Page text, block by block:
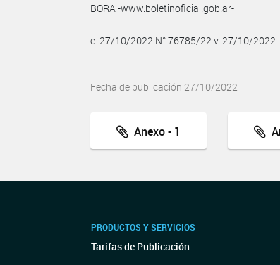
BORA -www.boletinoficial.gob.ar-
e. 27/10/2022 N° 76785/22 v. 27/10/2022
Fecha de publicación 27/10/2022
Anexo - 1
PRODUCTOS Y SERVICIOS
Tarifas de Publicación